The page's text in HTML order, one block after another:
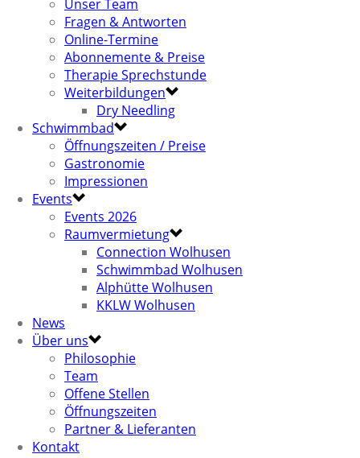
Unser Team
Fragen & Antworten
Online-Termine
Abonnemente & Preise
Therapie Sprechstunde
Weiterbildungen
Dry Needling
Schwimmbad
Öffnungszeiten / Preise
Gastronomie
Impressionen
Events
Events 2026
Raumvermietung
Connection Wolhusen
Schwimmbad Wolhusen
Alphütte Wolhusen
KKLW Wolhusen
News
Über uns
Philosophie
Team
Offene Stellen
Öffnungszeiten
Partner & Lieferanten
Kontakt